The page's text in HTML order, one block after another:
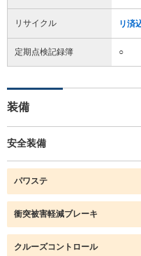
リサイクル リ済
定期点検記録簿 ○
装備
安全装備
パワステ
衝突被害軽減ブレーキ
クルーズコントロール